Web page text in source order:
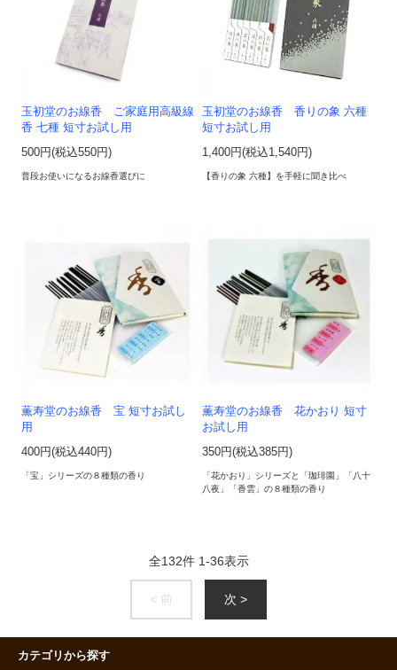
玉初堂のお線香 ご家庭用高級線
香 七種 短寸お試し用
500円(税込550円)
普段お使いになるお線香選びに
玉初堂のお線香 香りの象 六種
短寸お試し用
1,400円(税込1,540円)
【香りの象 六種】を手軽に聞き比べ
薫寿堂のお線香 宝 短寸お試し
用
400円(税込440円)
「宝」シリーズの８種類の香り
薫寿堂のお線香 花かおり 短寸
お試し用
350円(税込385円)
「花かおり」シリーズと「珈琲園」「八十
八夜」「香雲」の８種類の香り
全132件 1-36表示
< 前 次 >
カテゴリから探す